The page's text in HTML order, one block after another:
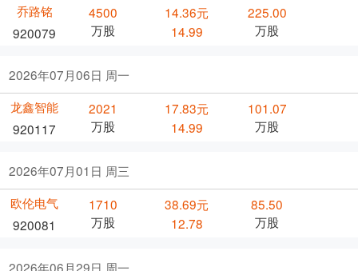
乔路铭
920079
4500
万股
14.36元
14.99
225.00
万股
2026年07月06日 周一
龙鑫智能
920117
2021
万股
17.83元
14.99
101.07
万股
2026年07月01日 周三
欧伦电气
920081
1710
万股
38.69元
12.78
85.50
万股
2026年06月29日 周一